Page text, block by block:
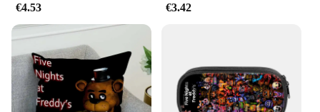
€4.53 €3.42